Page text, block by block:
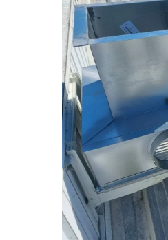
val-
de-
marne-
climatisation-
commerce-
daikin